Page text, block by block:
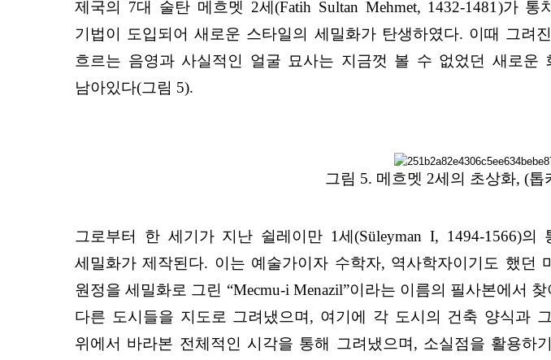
제국의 7대 술탄 메흐멧 2세(Fatih Sultan Mehmet, 1432-1481)가
기법이 도입되어 새로운 스타일의 세밀화가 탄생하였다. 이때 그려
흐르는 음영과 사실적인 얼굴 묘사는 지금껏 볼 수 없었던 새로
남아있다(그림 5).
그림 5. 메흐멧 2세의 초상화, (
그로부터 한 세기가 지난 쉴레이만 1세(Süleyman I, 1494-1566)
세밀화가 제작된다. 이는 예술가이자 수학자, 역사학자이기도 했던
원정을 세밀화로 그린 “Mecmu-i Menazil”이라는 이름의 필사본에서
다른 도시들을 지도로 그려냈으며, 여기에 각 도시의 건축 양식과
위에서 바라본 전체적인 시각을 통해 그려냈으며, 소실점을 활용